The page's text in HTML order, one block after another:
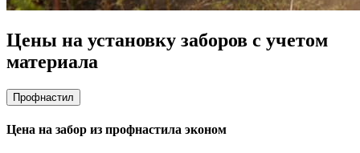
Цены на установку заборов с учетом
материала
Профнастил
Цена на забор из профнастила эконом